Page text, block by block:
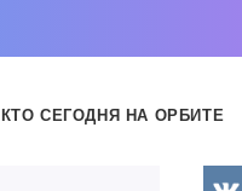
КТО СЕГОДНЯ НА ОРБИТЕ